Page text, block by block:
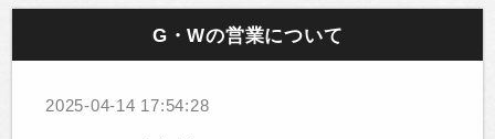
G・Wの営業について
2025-04-14 17:54:28